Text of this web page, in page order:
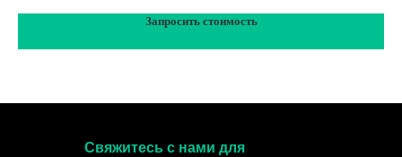
Запросить стоимость
Свяжитесь с нами для